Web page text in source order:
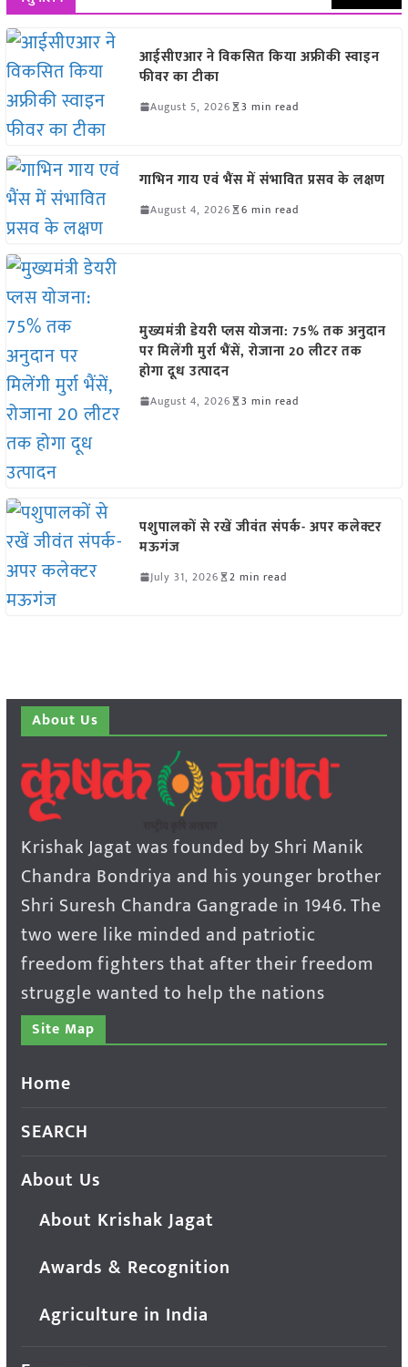
आईसीएआर ने विकसित किया अफ्रीकी स्वाइन
फीवर का टीका
August 5, 2026 3 min read
गाभिन गाय एवं भैंस में संभावित प्रसव के लक्षण
August 4, 2026 6 min read
मुख्यमंत्री डेयरी प्लस योजना: 75% तक अनुदान
पर मिलेंगी मुर्रा भैंसें, रोजाना 20 लीटर तक
होगा दूध उत्पादन
August 4, 2026 3 min read
पशुपालकों से रखें जीवंत संपर्क- अपर कलेक्टर
मऊगंज
July 31, 2026 2 min read
About Us
Krishak Jagat was founded by Shri Manik
Chandra Bondriya and his younger brother
Shri Suresh Chandra Gangrade in 1946. The
two were like minded and patriotic
freedom fighters that after their freedom
struggle wanted to help the nations
Site Map
Home
SEARCH
About Us
About Krishak Jagat
Awards & Recognition
Agriculture in India